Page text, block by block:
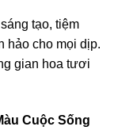
tạo, tiệm
hảo cho mọi dịp.
gian hoa tươi
Cuộc Sống